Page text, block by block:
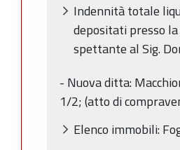
Indennità totale
depositati presso
spettante al Sig.
- Nuova ditta:
1/2; (atto di
Elenco immobili: